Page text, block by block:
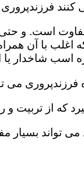
است. و
اغلب با آن
اسب شاخدار
می
که از تربیت
تواند بسیار